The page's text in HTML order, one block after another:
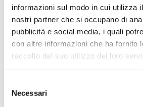
informazioni sul modo in cui utilizza
nostri partner che si occupano di
pubblicità e social media, i quali
con altre informazioni che ha fornito
raccolto dal suo utilizzo dei loro
delNecessari
29/07/2026
UNION PICENA, mercato
ambizioso: le novità
POTENZA PICENA. La Union Picena continua
confermano la volontà di dare contin